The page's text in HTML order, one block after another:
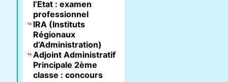
l’Etat : examen
professionnel
IRA (Instituts
Régionaux
d’Administration)
Adjoint Administratif
Principale 2ème
classe : concours